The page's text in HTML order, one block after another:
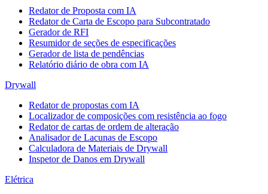
Redator de Proposta com IA
Redator de Carta de Escopo para Subcontratado
Gerador de RFI
Resumidor de seções de especificações
Gerador de lista de pendências
Relatório diário de obra com IA
Drywall
Redator de propostas com IA
Localizador de composições com resistência ao fogo
Redator de cartas de ordem de alteração
Analisador de Lacunas de Escopo
Calculadora de Materiais de Drywall
Inspetor de Danos em Drywall
Elétrica